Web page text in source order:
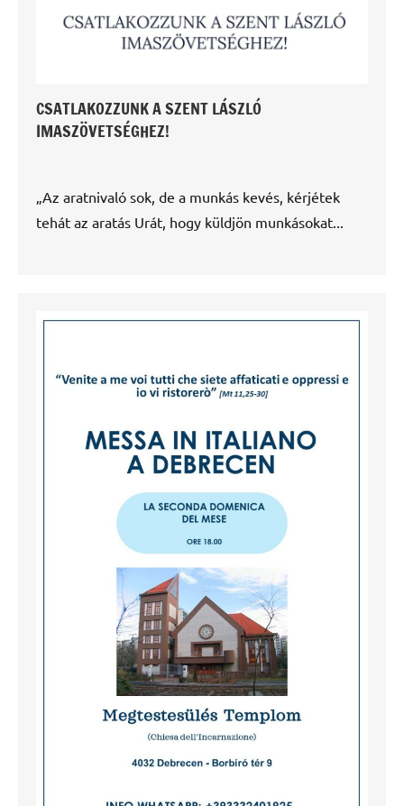
CSATLAKOZZUNK A SZENT LÁSZLÓ
IMASZÖVETSÉGHEZ!
„Az aratnivaló sok, de a munkás kevés, kérjétek
tehát az aratás Urát, hogy küldjön munkásokat...